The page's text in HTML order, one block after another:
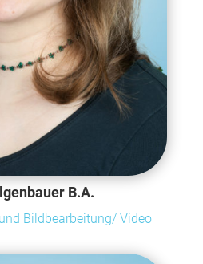
B.A.
Bildbearbeitung/ Video